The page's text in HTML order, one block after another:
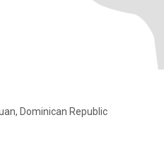
Dominican Republic